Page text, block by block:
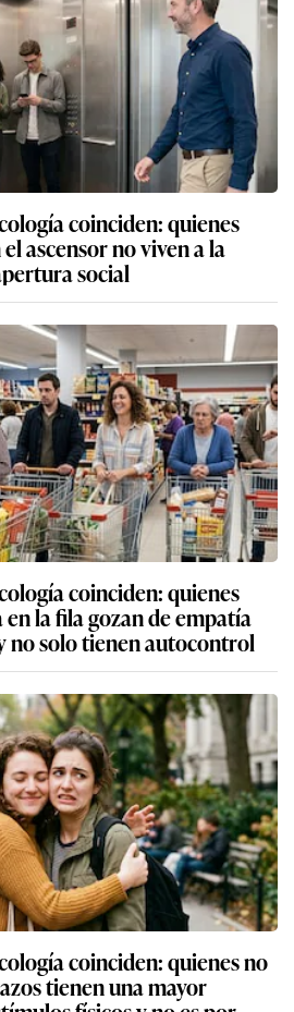
coinciden: quienes
ascensor no viven a la
social
coinciden: quienes
la fila gozan de empatía
no solo tienen autocontrol
coinciden: quienes no
tienen una mayor